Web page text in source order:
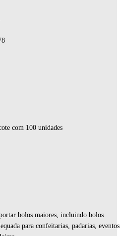
com 100 unidades
bolos maiores, incluindo bolos
para confeitarias, padarias, eventos